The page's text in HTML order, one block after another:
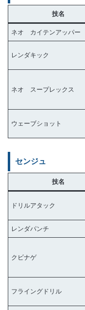
技名
ネオ カイテンアッパー
レンダキック
ネオ スープレックス
ウェーブショット
センジュ
技名
ドリルアタック
レンダパンチ
クビナゲ
フライングドリル